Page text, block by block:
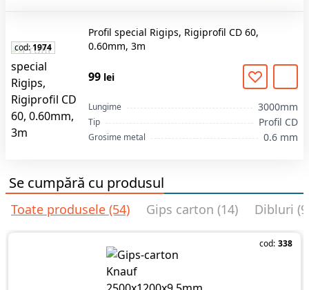
Peretele lat serveste ca baza comoda pentru fixarea
placilor din gips carton cu utilizarea elementelor
speciale de legatura.
Alegeți profil special Rigips, Rigiprofil CD 60, 0.60mm,
3m pentru realizarea structurilor metalice suspendate
și a tavanelor din gips-carton în orice proiect de
renovare. Alegerea pentru aceste profile metalice
reprezintă o investiție sigură în calitatea lucrărilor.
Comandați pe stroimarket.md cu livrare rapidă în
cod:1974
Profil special Rigips, Rigiprofil CD 60,
0.60mm, 3m
99 lei
Lungime 3000mm
Tip Profil CD
Grosime metal 0.6 mm
Se cumpără cu produsul
Toate produsele (54) Gips carton (14) Dibluri
cod: 338